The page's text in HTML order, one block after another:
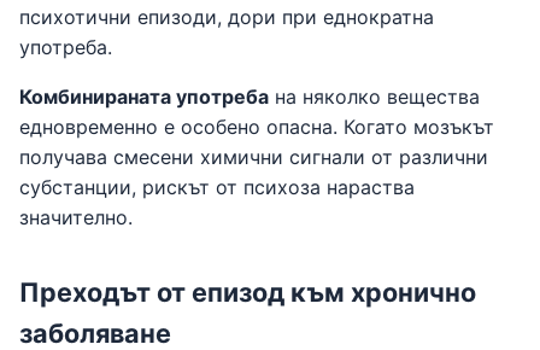
психотични епизоди, дори при еднократна
употреба.
Комбинираната употреба на няколко вещества
едновременно е особено опасна. Когато мозъкът
получава смесени химични сигнали от различни
субстанции, рискът от психоза нараства
значително.
Преходът от епизод към хронично
заболяване